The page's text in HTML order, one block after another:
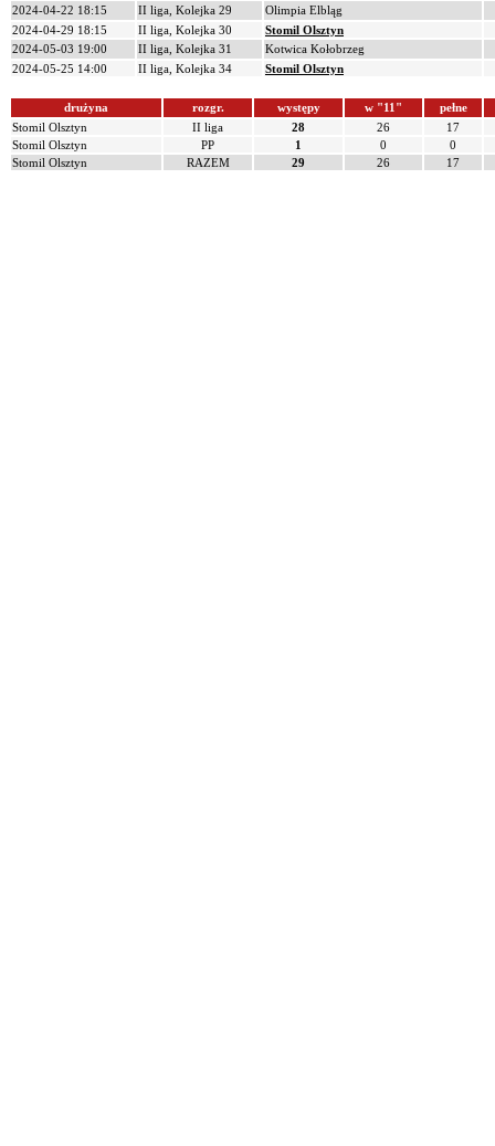
2024-04-22 18:15
II liga, Kolejka 29
Olimpia Elbląg
2024-04-29 18:15
II liga, Kolejka 30
Stomil Olsztyn
2024-05-03 19:00
II liga, Kolejka 31
Kotwica Kołobrzeg
2024-05-25 14:00
II liga, Kolejka 34 Stomil Olsztyn
drużyna rozgr. występy w "11"
pełne
Stomil Olsztyn
II liga 28 26
17
Stomil Olsztyn
PP 1 0
0
Stomil Olsztyn
RAZEM 29 26 17